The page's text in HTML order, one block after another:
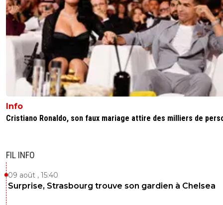
Info
Cristiano Ronaldo, son faux mariage attire des milliers de
FIL INFO
09 août , 15:40
Surprise, Strasbourg trouve son gardien à Chelsea